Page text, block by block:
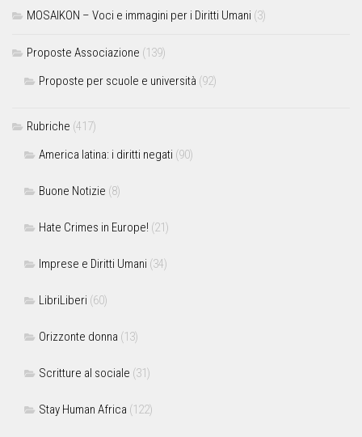
MOSAIKON – Voci e immagini per i Diritti Umani (3)
Proposte Associazione (139)
Proposte per scuole e università (92)
Rubriche (417)
America latina: i diritti negati (90)
Buone Notizie (8)
Hate Crimes in Europe! (21)
Imprese e Diritti Umani (34)
LibriLiberi (60)
Orizzonte donna (13)
Scritture al sociale (31)
Stay Human Africa (122)